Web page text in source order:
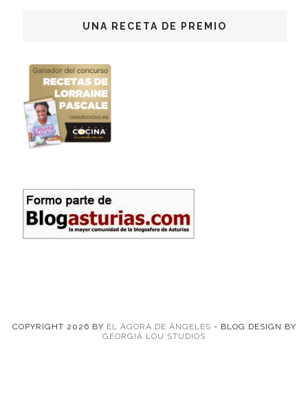
UNA RECETA DE PREMIO
COPYRIGHT 2026 BY EL ÁGORA DE ÁNGELES - BLOG DESIGN BY
GEORGIA LOU STUDIOS